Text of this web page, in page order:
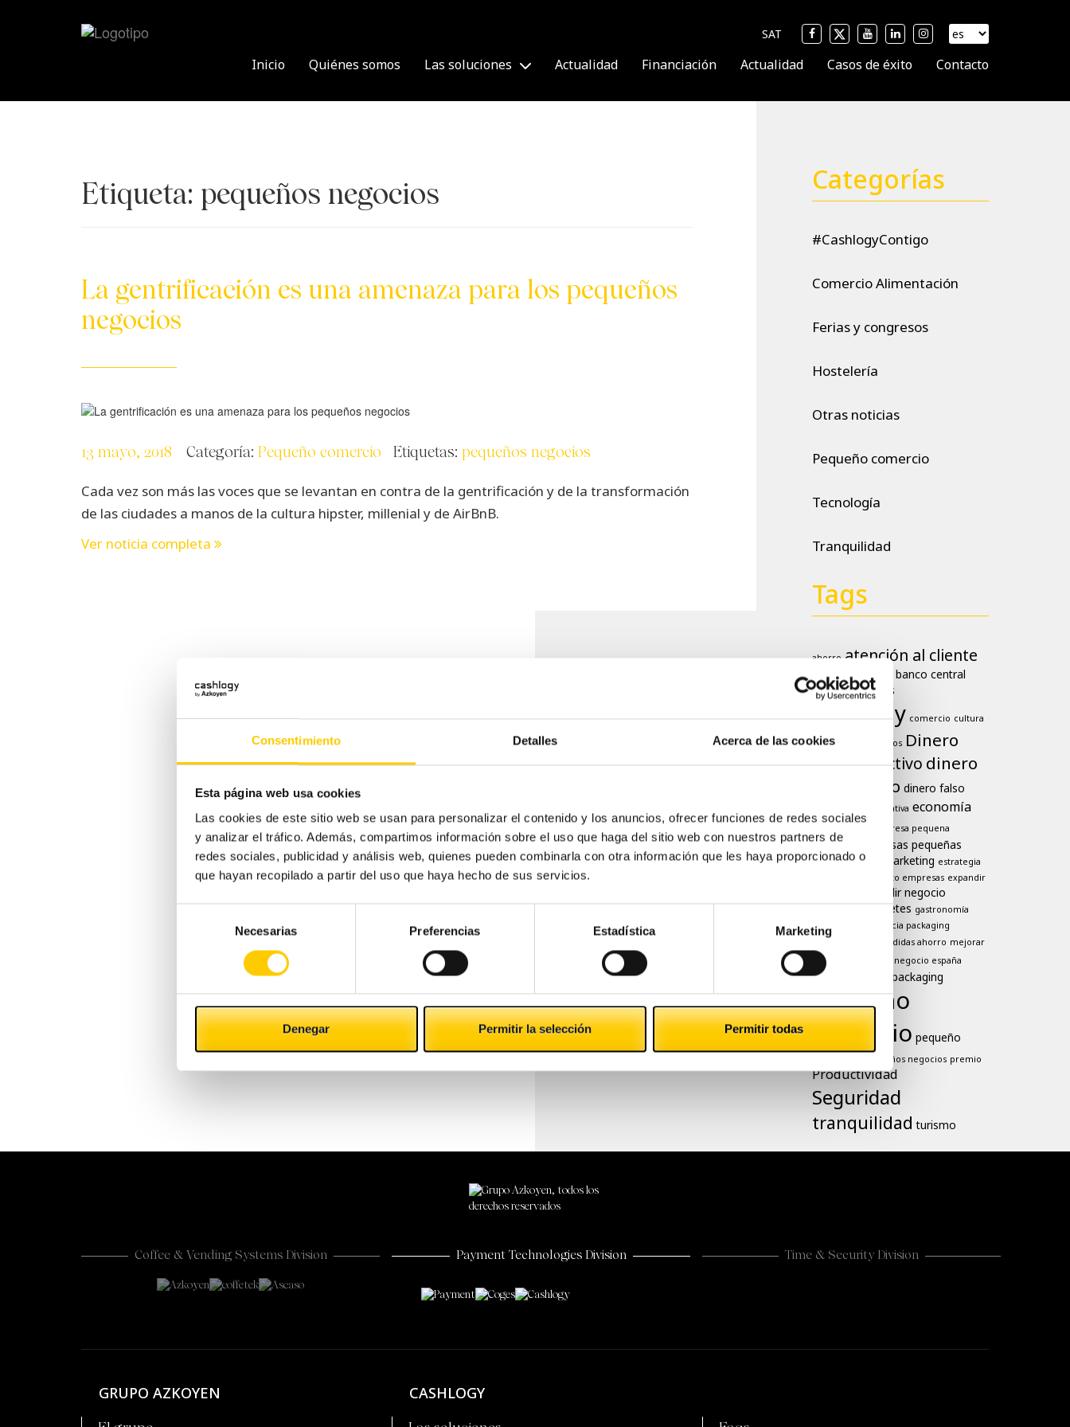
Consentimiento Detalles Acerca de las cookies
Esta página web usa cookies
Las cookies de este sitio web se usan para personalizar el contenido y los anuncios, ofrecer funciones de redes sociales
y analizar el tráfico. Además, compartimos información sobre el uso que haga del sitio web con nuestros partners de
redes sociales, publicidad y análisis web, quienes pueden combinarla con otra información que les haya proporcionado o
que hayan recopilado a partir del uso que haya hecho de sus servicios.
consentimiento
Necesarias Preferencias Estadística Marketing
Denegar Permitir la selección Permitir todas
SAT
Inicio Quiénes somos Las soluciones Actualidad Financiación Actualidad Casos de éxito Contacto
Etiqueta: pequeños negocios
La gentrificación es una amenaza para los pequeños
negocios
13 mayo, 2018 Categoría: Pequeño comercio Etiquetas: pequeños negocios
Cada vez son más las voces que se levantan en contra de la gentrificación y de la transformación
de las ciudades a manos de la cultura hipster, millenial y de AirBnB.
Ver noticia completa
Categorías
#CashlogyContigo
Comercio Alimentación
Ferias y congresos
Hostelería
Otras noticias
Pequeño comercio
Tecnología
Tranquilidad
Tags
ahorro atención al cliente
aumento negocios
banco central
europeo billetes
Cashlogy comercio cultura
dificultades negocios Dinero
dinero efectivo dinero
en efectivo dinero falso
economia colaborativa economía
Efectivo
empresa pequena
empresas pequeñas
estrategia de marketing estrategia
exito empresas expandir
expandir negocio
falsificación billetes gastronomía
higiene importancia packaging
marketing medidas ahorro mejorar
ventas
negocio españa
negocios packaging
pequeño
comercio pequeño
negoccio
pequeños negocios premio
Productividad
Seguridad
tranquilidad turismo
Coffee & Vending Systems Division Payment Technologies Division Time & Security Division
GRUPO AZKOYEN CASHLOGY